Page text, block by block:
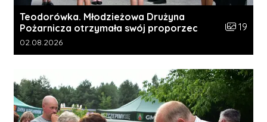
Teodorówka. Młodzieżowa Drużyna
Pożarnicza otrzymała swój proporzec
Liczba
19
Data dodania galerii:
02.08.2026